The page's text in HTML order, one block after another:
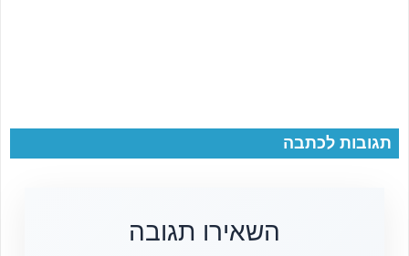
תגובות לכתבה
השאירו תגובה